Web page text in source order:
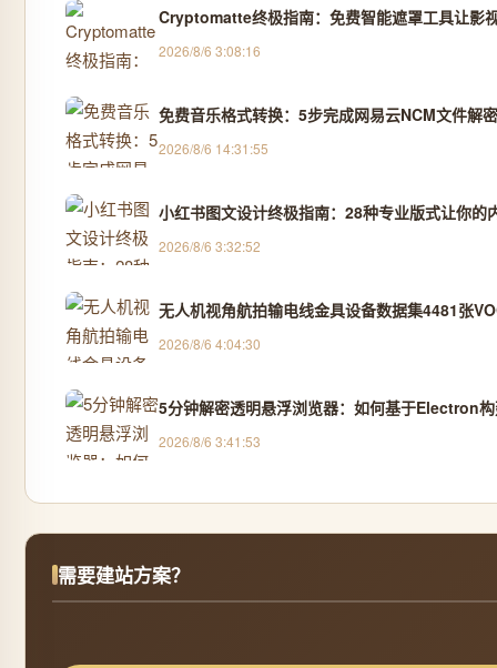
Cryptomatte终极指南：免费智能遮罩工具让影
2026/8/6 3:08:16
免费音乐格式转换：5步完成网易云NCM文件解
2026/8/6 14:31:55
小红书图文设计终极指南：28种专业版式让你的
2026/8/6 3:32:52
无人机视角航拍输电线金具设备数据集4481张
2026/8/6 4:04:30
5分钟解密透明悬浮浏览器：如何基于Electron
2026/8/6 3:41:53
需要建站方案？